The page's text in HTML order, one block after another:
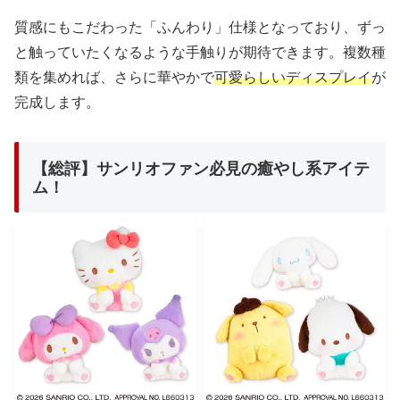
質感にもこだわった「ふんわり」仕様となっており、ずっ
と触っていたくなるような手触りが期待できます。複数種
類を集めれば、さらに華やかで可愛らしいディスプレイが
完成します。
【総評】サンリオファン必見の癒やし系アイテ
ム！